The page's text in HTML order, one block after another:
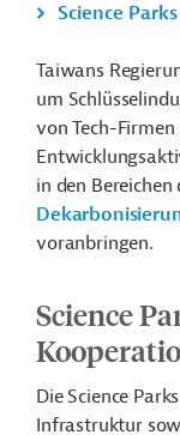
Science
Taiwans
um
von Tech-
in den
voranbringen.
Science
Die Science
Infrastruktur